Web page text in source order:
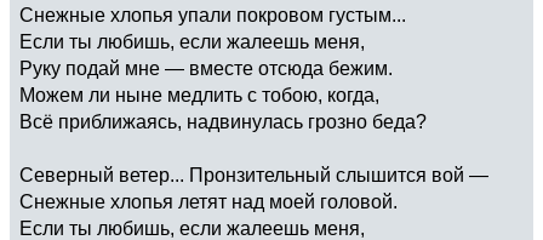
Снежные хлопья упали покровом густым...
Если ты любишь, если жалеешь меня,
Руку подай мне — вместе отсюда бежим.
Можем ли ныне медлить с тобою, когда,
Всё приближаясь, надвинулась грозно беда?
Северный ветер... Пронзительный слышится вой —
Снежные хлопья летят над моей головой.
Если ты любишь, если жалеешь меня,